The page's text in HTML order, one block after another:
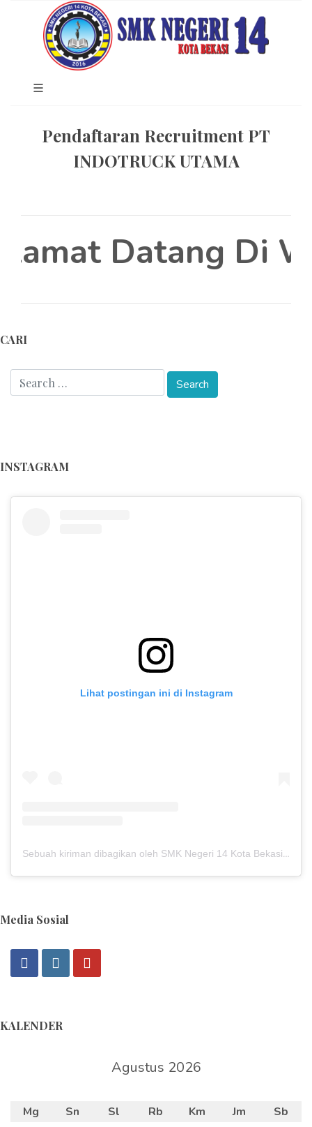
Pendaftaran Recruitment PT
INDOTRUCK UTAMA
Datang Di
CARI
INSTAGRAM
Lihat postingan ini di Instagram
Sebuah kiriman dibagikan oleh SMK Negeri 14 Kota Bekasi (@smkn14kotabekasi)
Media Sosial
KALENDER
Agustus 2026
Mg Sn Sl Rb Km Jm
Sb